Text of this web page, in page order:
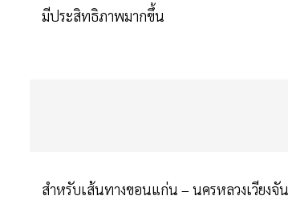
มีประสิทธิภาพมากขึ้น
สำหรับเส้นทางขอนแก่น – นครหลวงเวียงจั